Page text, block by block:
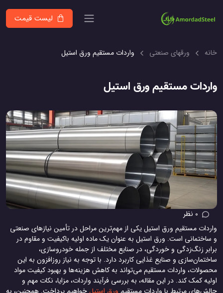
لیست قیمت
خانه ورقهای صنعتی واردات مستقیم ورق استیل
واردات مستقیم ورق استیل
0 نظر
واردات مستقیم ورق استیل یکی از مهم‌ترین مراحل در تأمین نیازهای صنعتی
و ساختمانی است. ورق استیل به عنوان یک ماده اولیه باکیفیت و مقاوم در
برابر زنگ‌زدگی و خوردگی، در صنایع مختلف از جمله خودروسازی،
ساختمان‌سازی و صنایع غذایی کاربرد دارد. با توجه به نیاز روزافزون به این
محصولات، واردات مستقیم می‌تواند به کاهش هزینه‌ها و بهبود کیفیت مواد
اولیه کمک کند. در این مقاله، به بررسی فرآیند واردات، مزایا، نکات مهم و